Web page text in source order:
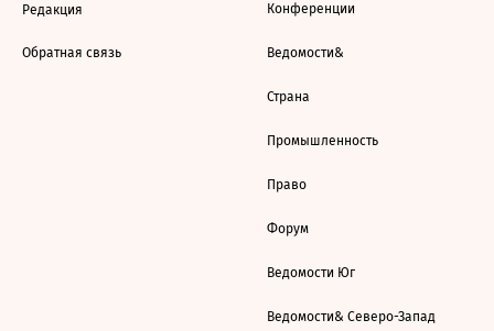
Редакция
Обратная связь
Конференции
Ведомости&
Страна
Промышленность
Право
Форум
Ведомости Юг
Ведомости& Северо-Запад